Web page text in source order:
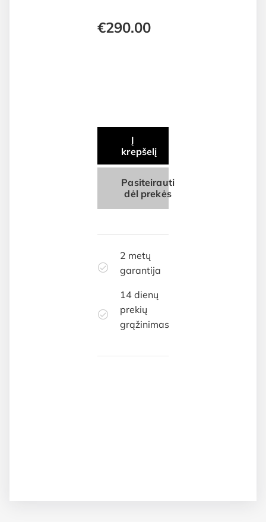
€290.00
Į
krepšelį
Pasiteirauti
dėl prekės
2 metų
garantija
14 dienų
prekių
grąžinimas